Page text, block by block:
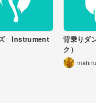
こ
そ
果
Instrument
背乗りダ
ク）
mahiru